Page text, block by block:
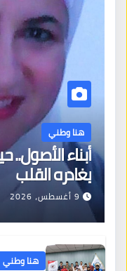
هنا وطني
أبناء الأصول..
يغادره القلب
9 أغسطس، 2026
هنا وطني